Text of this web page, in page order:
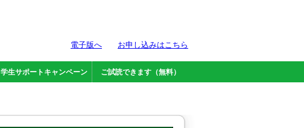
学生サポートキャンペーン ご試読できます（無料）
電子版へ お申し込みはこちら